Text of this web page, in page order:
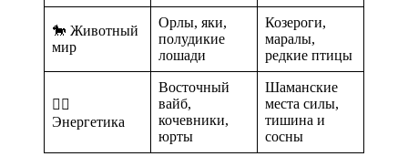
🐎 Животный
мир
Орлы, яки,
полудикие
лошади
Козероги,
маралы,
редкие птицы
🧘‍♀️
Энергетика
Восточный
вайб,
кочевники,
юрты
Шаманские
места силы,
тишина и
сосны